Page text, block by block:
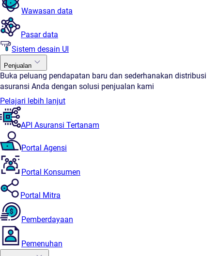
Wawasan data
Pasar data
Sistem desain UI
Penjualan
Buka peluang pendapatan baru dan sederhanakan distribusi
asuransi Anda dengan solusi penjualan kami
Pelajari lebih lanjut
API Asuransi Tertanam
Portal Agensi
Portal Konsumen
Portal Mitra
Pemberdayaan
Pemenuhan